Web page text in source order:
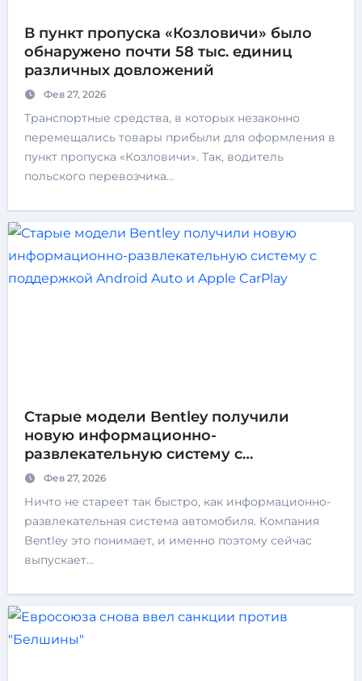
В пункт пропуска «Козловичи» было
обнаружено почти 58 тыс. единиц
различных довложений
Фев 27, 2026
Транспортные средства, в которых незаконно
перемещались товары прибыли для оформления в
пункт пропуска «Козловичи». Так, водитель
польского перевозчика…
Старые модели Bentley получили
новую информационно-
развлекательную систему с
поддержкой Android Auto и Apple
Фев 27, 2026
Ничто не стареет так быстро, как информационно-
развлекательная система автомобиля. Компания
Bentley это понимает, и именно поэтому сейчас
выпускает…